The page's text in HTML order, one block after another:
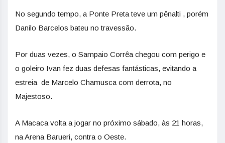
No segundo tempo, a Ponte Preta teve um pênalti , porém
Danilo Barcelos bateu no travessão.
Por duas vezes, o Sampaio Corrêa chegou com perigo e
o goleiro Ivan fez duas defesas fantásticas, evitando a
estreia de Marcelo Chamusca com derrota, no
Majestoso.
A Macaca volta a jogar no próximo sábado, às 21 horas,
na Arena Barueri, contra o Oeste.